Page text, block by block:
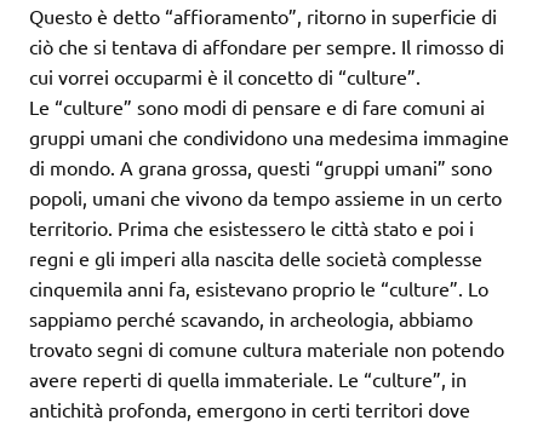
Questo è detto “affioramento”, ritorno in superficie di
ciò che si tentava di affondare per sempre. Il rimosso di
cui vorrei occuparmi è il concetto di “culture”.
Le “culture” sono modi di pensare e di fare comuni ai
gruppi umani che condividono una medesima immagine
di mondo. A grana grossa, questi “gruppi umani” sono
popoli, umani che vivono da tempo assieme in un certo
territorio. Prima che esistessero le città stato e poi i
regni e gli imperi alla nascita delle società complesse
cinquemila anni fa, esistevano proprio le “culture”. Lo
sappiamo perché scavando, in archeologia, abbiamo
trovato segni di comune cultura materiale non potendo
avere reperti di quella immateriale. Le “culture”, in
antichità profonda, emergono in certi territori dove